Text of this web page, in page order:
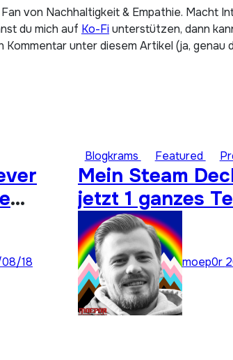
von Nachhaltigkeit & Empathie. Macht
du mich auf Ko-Fiunterstützen, dann
Kommentar unter diesem Artikel (ja, genau
18
Blogkrams Featured
Mein Steam
jetzt 1 ganzes
Speicher für
Titel
moep0r